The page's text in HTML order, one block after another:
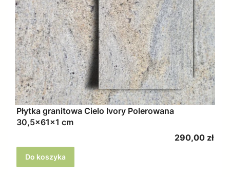
Płytka granitowa Cielo Ivory Polerowana
30,5x61x1 cm
Cena
290,00 zł
Do koszyka